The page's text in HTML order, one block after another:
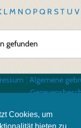
Cookies, um
L M N O P Q R S T U V
gefunden
Algemene